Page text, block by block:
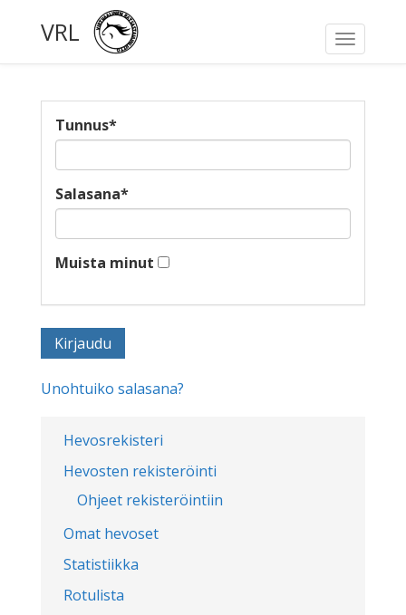
Toggle
VRL
Hevosrekisteri
Hevosten rekisteröinti
Ohjeet rekisteröintiin
Omat hevoset
Statistiikka
Rotulista
Tunnus*
Salasana*
Muista minut
Unohtuiko salasana?